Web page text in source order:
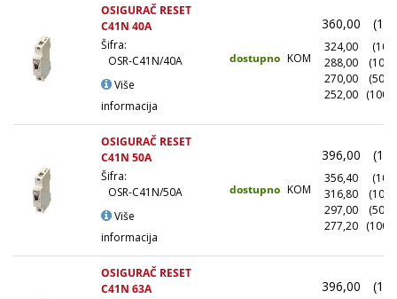
OSIGURAČ RESET
C41N 40A
Šifra:
OSR-C41N/40A
Više
informacija
dostupno KOM
360,00 (1+)
324,00
(10+)
288,00
270,00
252,00
OSIGURAČ RESET
C41N 50A
Šifra:
OSR-C41N/50A
Više
informacija
dostupno KOM
396,00 (1+)
356,40
(10+)
316,80
297,00
277,20
OSIGURAČ RESET
C41N 63A
396,00 (1+)